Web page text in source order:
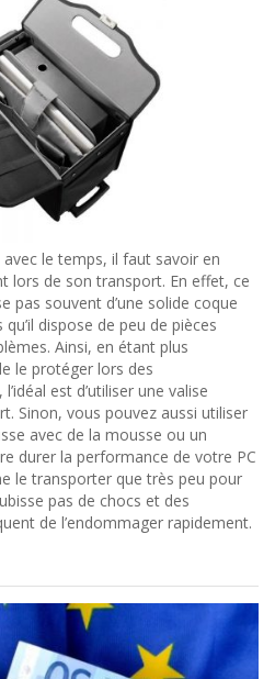
avec le temps, il faut savoir en
lors de son transport. En effet, ce
pas souvent d’une solide coque
dispose de peu de pièces
Ainsi, en étant plus
le protéger lors des
est d’utiliser une valise
Sinon, vous pouvez aussi utiliser
avec de la mousse ou un
durer la performance de votre PC
le transporter que très peu pour
pas de chocs et des
de l’endommager rapidement.